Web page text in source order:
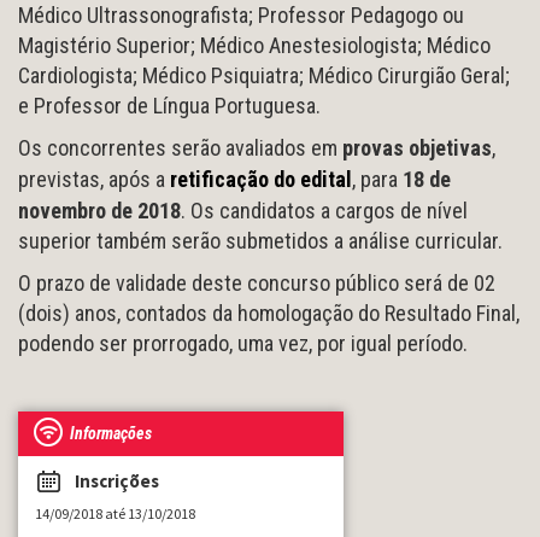
Médico Ultrassonografista; Professor Pedagogo ou
Magistério Superior; Médico Anestesiologista; Médico
Cardiologista; Médico Psiquiatra; Médico Cirurgião Geral;
e Professor de Língua Portuguesa.
Os concorrentes serão avaliados em provas objetivas,
previstas, após a retificação do edital, para 18 de
novembro de 2018. Os candidatos a cargos de nível
superior também serão submetidos a análise curricular.
O prazo de validade deste concurso público será de 02
(dois) anos, contados da homologação do Resultado Final,
podendo ser prorrogado, uma vez, por igual período.
Informações
Inscrições
14/09/2018 até 13/10/2018